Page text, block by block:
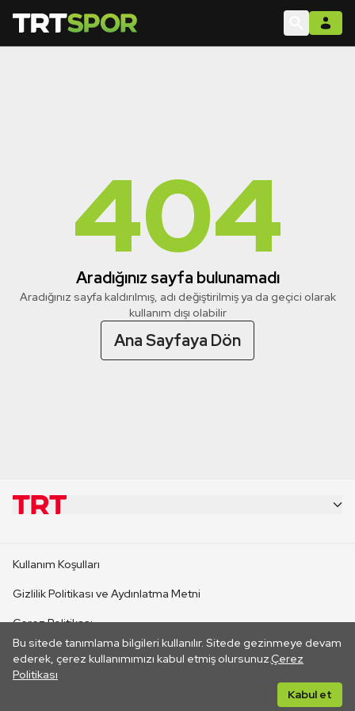
404
Aradığınız sayfa bulunamadı
Aradığınız sayfa kaldırılmış, adı değiştirilmiş ya da geçici olarak
kullanım dışı olabilir
Ana Sayfaya Dön
Bu sitede tanımlama bilgileri kullanılır. Sitede gezinmeye devam
ederek, çerez kullanımımızı kabul etmiş olursunuz.Çerez
Politikası
Kabul et
CANLI YAYINLAR
Kullanım Koşulları
Gizlilik Politikası ve Aydınlatma Metni
Çerez Politikası
İletişim
Her hakkı saklıdır. ©2026 TRT. Bağlantı yoluyla gidilen dış